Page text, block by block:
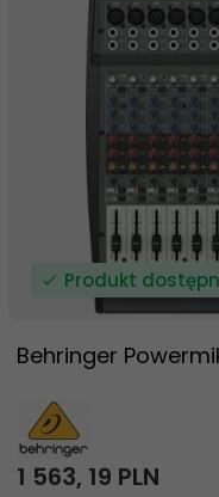
Produkt
Behringer
1 563, 19 PLN